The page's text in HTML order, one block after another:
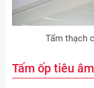
Tấm thạch
Tấm ốp tiêu